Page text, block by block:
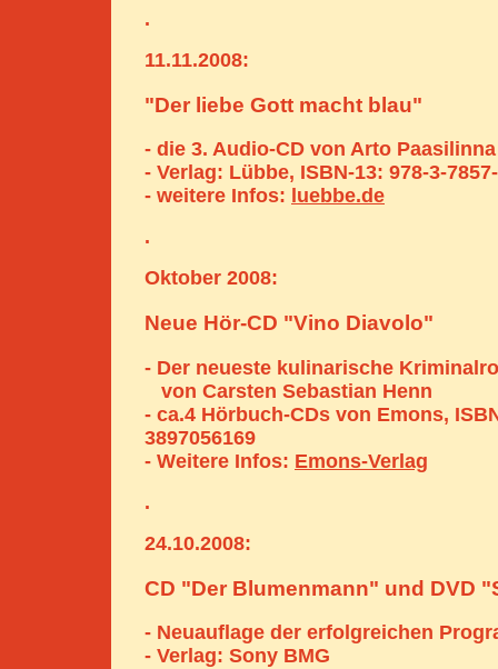
.
11.11.2008:
"Der liebe Gott macht blau"
- die 3. Audio-CD von Arto Paasilinna
- Verlag: Lübbe, ISBN-13: 978-3-
- weitere Infos: luebbe.de
.
Oktober 2008:
Neue Hör-CD "Vino Diavolo"
- Der neueste kulinarische
von Carsten Sebastian Henn
- ca.4 Hörbuch-CDs von Emons,
3897056169
- Weitere Infos: Emons-Verlag
.
24.10.2008:
CD "Der Blumenmann" und DVD
- Neuauflage der erfolgreichen
- Verlag: Sony BMG